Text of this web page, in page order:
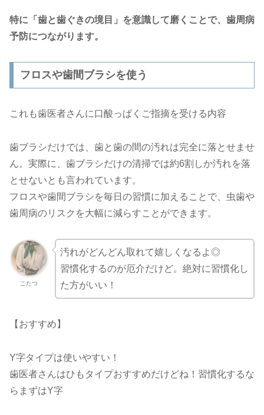
特に「歯と歯ぐきの境目」を意識して磨くことで、歯周病
予防につながります。
フロスや歯間ブラシを使う
これも歯医者さんに口酸っぱくご指摘を受ける内容
歯ブラシだけでは、歯と歯の間の汚れは完全に落とせませ
ん。実際に、歯ブラシだけの清掃では約6割しか汚れを落
とせないとも言われています。
フロスや歯間ブラシを毎日の習慣に加えることで、虫歯や
歯周病のリスクを大幅に減らすことができます。
こたつ
汚れがどんどん取れて嬉しくなるよ◎
習慣化するのが厄介だけど。絶対に習慣化し
た方がいい！
【おすすめ】
Y字タイプは使いやすい！
歯医者さんはひもタイプおすすめだけどね！習慣化するな
らまずはY字